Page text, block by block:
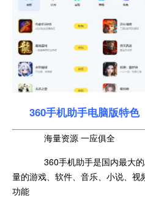
360手机助手电脑版特色
海量资源 一应俱全
360手机助手是国内最大的
量的游戏、软件、音乐、小说、
功能